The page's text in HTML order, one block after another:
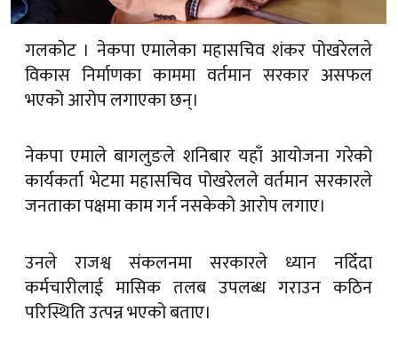
गलकोट । नेकपा एमालेका महासचिव शंकर पोखरेलले
विकास निर्माणका काममा वर्तमान सरकार असफल
भएको आरोप लगाएका छन्।
नेकपा एमाले बागलुङले शनिबार यहाँ आयोजना गरेको
कार्यकर्ता भेटमा महासचिव पोखरेलले वर्तमान सरकारले
जनताका पक्षमा काम गर्न नसकेको आरोप लगाए।
उनले राजश्व संकलनमा सरकारले ध्यान नदिँदा
कर्मचारीलाई मासिक तलब उपलब्ध गराउन कठिन
परिस्थिति उत्पन्न भएको बताए।